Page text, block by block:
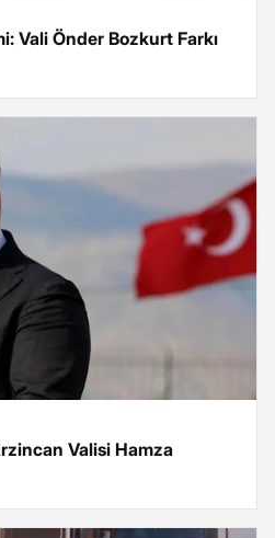
Vali Önder Bozkurt Farkı
Valisi Hamza